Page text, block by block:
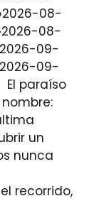
08-
08-
09-
09-
El paraíso
un
nunca
recorrido,